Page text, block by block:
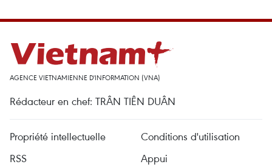
AGENCE VIETNAMIENNE D'INFORMATION (VNA)
Rédacteur en chef: TRÂN TIÊN DUÂN
Propriété intellectuelle
Conditions d'utilisation
RSS
Appui